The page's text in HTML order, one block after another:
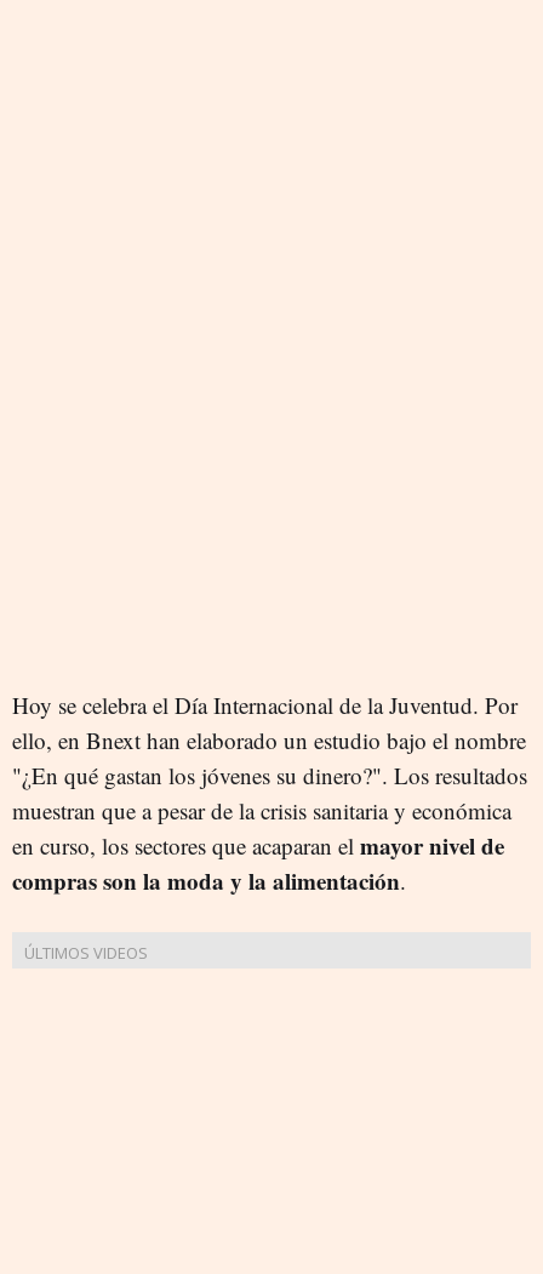
Hoy se celebra el Día Internacional de la Juventud. Por
ello, en Bnext han elaborado un estudio bajo el nombre
"¿En qué gastan los jóvenes su dinero?". Los resultados
muestran que a pesar de la crisis sanitaria y económica
en curso, los sectores que acaparan el mayor nivel de
compras son la moda y la alimentación.